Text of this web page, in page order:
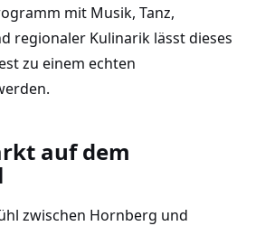
mit Musik, Tanz,
regionaler Kulinarik lässt dieses
zu einem echten
auf dem
zwischen Hornberg und